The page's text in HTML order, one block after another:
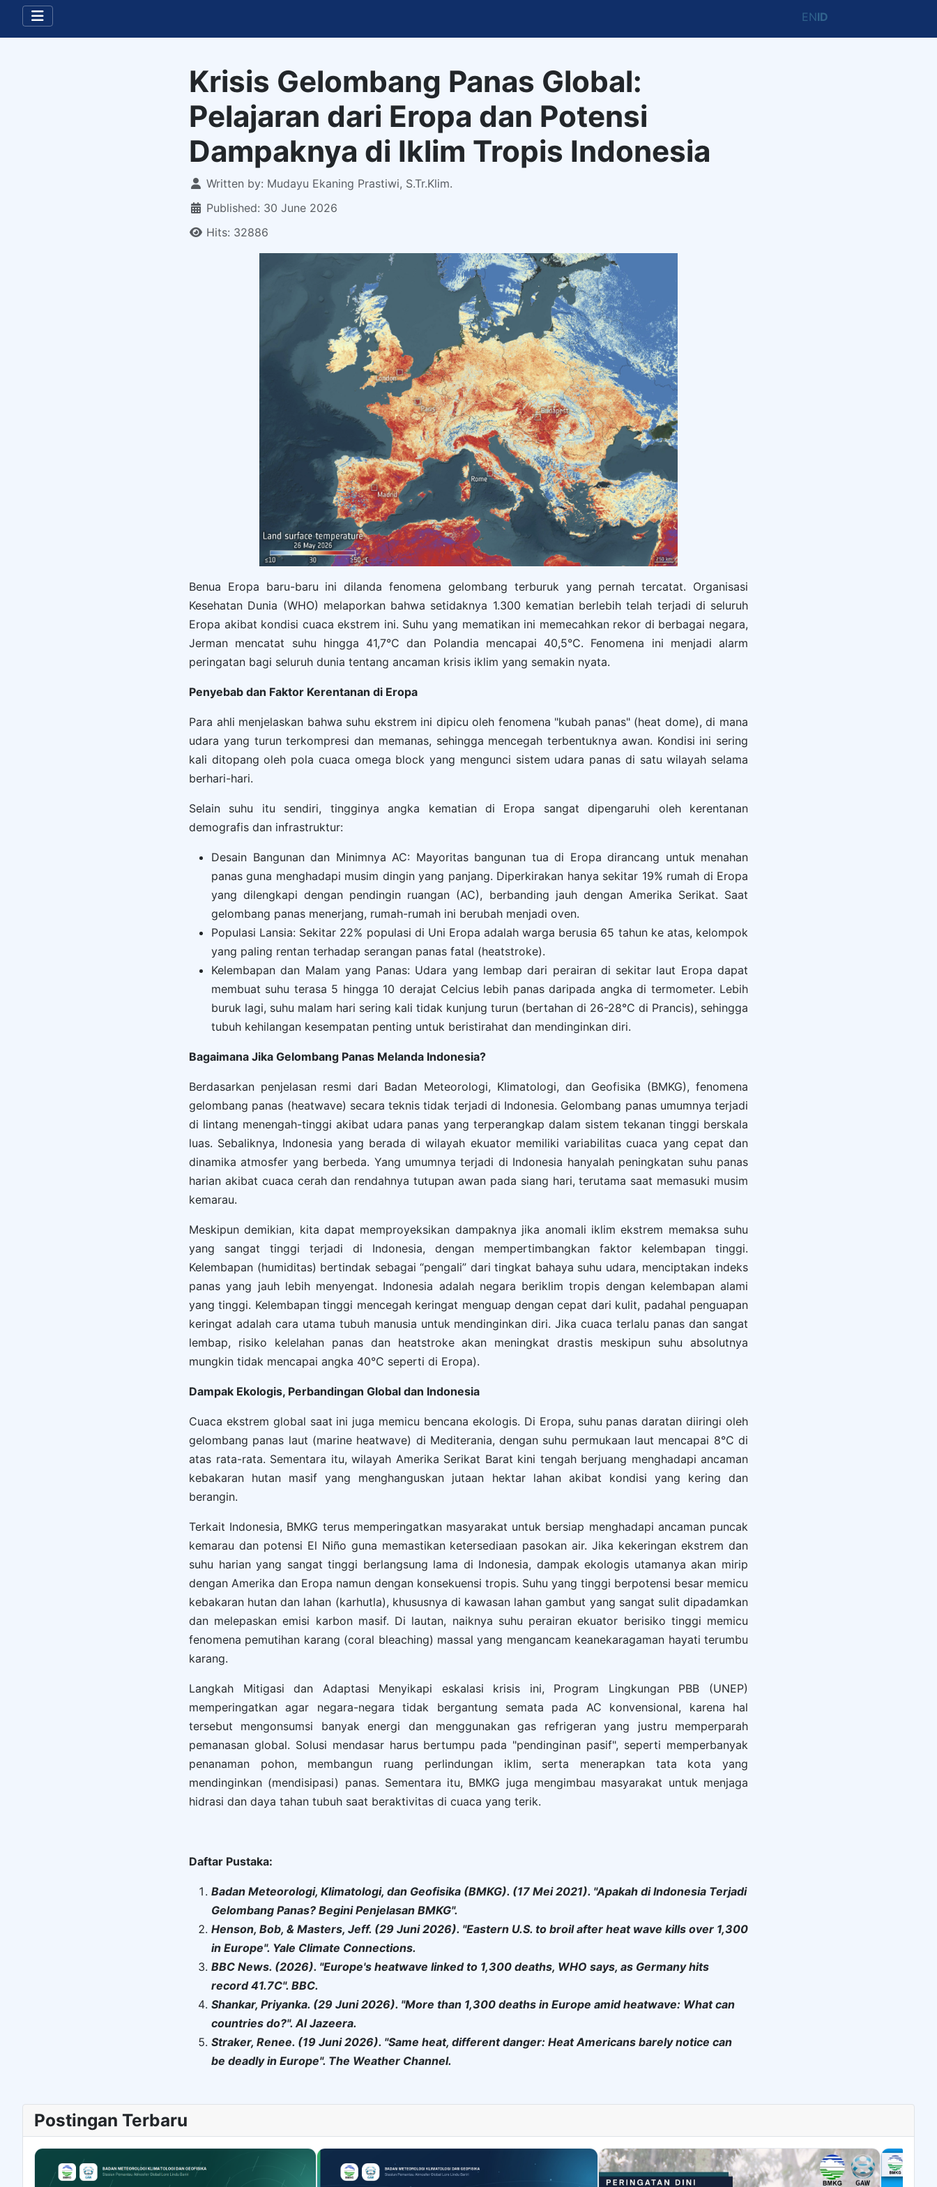
ENID
Krisis Gelombang Panas Global:
Pelajaran dari Eropa dan Potensi
Dampaknya di Iklim Tropis Indonesia
Details
Written by: Mudayu Ekaning Prastiwi, S.Tr.Klim.
Published: 30 June 2026
Hits: 32886
Benua Eropa baru-baru ini dilanda fenomena gelombang terburuk yang pernah tercatat. Organisasi
Kesehatan Dunia (WHO) melaporkan bahwa setidaknya 1.300 kematian berlebih telah terjadi di seluruh
Eropa akibat kondisi cuaca ekstrem ini. Suhu yang mematikan ini memecahkan rekor di berbagai negara,
Jerman mencatat suhu hingga 41,7°C dan Polandia mencapai 40,5°C. Fenomena ini menjadi alarm
peringatan bagi seluruh dunia tentang ancaman krisis iklim yang semakin nyata.
Penyebab dan Faktor Kerentanan di Eropa
Para ahli menjelaskan bahwa suhu ekstrem ini dipicu oleh fenomena "kubah panas" (heat dome), di mana
udara yang turun terkompresi dan memanas, sehingga mencegah terbentuknya awan. Kondisi ini sering
kali ditopang oleh pola cuaca omega block yang mengunci sistem udara panas di satu wilayah selama
berhari-hari.
Selain suhu itu sendiri, tingginya angka kematian di Eropa sangat dipengaruhi oleh kerentanan
demografis dan infrastruktur:
Desain Bangunan dan Minimnya AC: Mayoritas bangunan tua di Eropa dirancang untuk menahan
panas guna menghadapi musim dingin yang panjang. Diperkirakan hanya sekitar 19% rumah di Eropa
yang dilengkapi dengan pendingin ruangan (AC), berbanding jauh dengan Amerika Serikat. Saat
gelombang panas menerjang, rumah-rumah ini berubah menjadi oven.
Populasi Lansia: Sekitar 22% populasi di Uni Eropa adalah warga berusia 65 tahun ke atas, kelompok
yang paling rentan terhadap serangan panas fatal (heatstroke).
Kelembapan dan Malam yang Panas: Udara yang lembap dari perairan di sekitar laut Eropa dapat
membuat suhu terasa 5 hingga 10 derajat Celcius lebih panas daripada angka di termometer. Lebih
buruk lagi, suhu malam hari sering kali tidak kunjung turun (bertahan di 26-28°C di Prancis), sehingga
tubuh kehilangan kesempatan penting untuk beristirahat dan mendinginkan diri.
Bagaimana Jika Gelombang Panas Melanda Indonesia?
Berdasarkan penjelasan resmi dari Badan Meteorologi, Klimatologi, dan Geofisika (BMKG), fenomena
gelombang panas (heatwave) secara teknis tidak terjadi di Indonesia. Gelombang panas umumnya terjadi
di lintang menengah-tinggi akibat udara panas yang terperangkap dalam sistem tekanan tinggi berskala
luas. Sebaliknya, Indonesia yang berada di wilayah ekuator memiliki variabilitas cuaca yang cepat dan
dinamika atmosfer yang berbeda. Yang umumnya terjadi di Indonesia hanyalah peningkatan suhu panas
harian akibat cuaca cerah dan rendahnya tutupan awan pada siang hari, terutama saat memasuki musim
kemarau.
Meskipun demikian, kita dapat memproyeksikan dampaknya jika anomali iklim ekstrem memaksa suhu
yang sangat tinggi terjadi di Indonesia, dengan mempertimbangkan faktor kelembapan tinggi.
Kelembapan (humiditas) bertindak sebagai “pengali” dari tingkat bahaya suhu udara, menciptakan indeks
panas yang jauh lebih menyengat. Indonesia adalah negara beriklim tropis dengan kelembapan alami
yang tinggi. Kelembapan tinggi mencegah keringat menguap dengan cepat dari kulit, padahal penguapan
keringat adalah cara utama tubuh manusia untuk mendinginkan diri. Jika cuaca terlalu panas dan sangat
lembap, risiko kelelahan panas dan heatstroke akan meningkat drastis meskipun suhu absolutnya
mungkin tidak mencapai angka 40°C seperti di Eropa).
Dampak Ekologis, Perbandingan Global dan Indonesia
Cuaca ekstrem global saat ini juga memicu bencana ekologis. Di Eropa, suhu panas daratan diiringi oleh
gelombang panas laut (marine heatwave) di Mediterania, dengan suhu permukaan laut mencapai 8°C di
atas rata-rata. Sementara itu, wilayah Amerika Serikat Barat kini tengah berjuang menghadapi ancaman
kebakaran hutan masif yang menghanguskan jutaan hektar lahan akibat kondisi yang kering dan
berangin.
Terkait Indonesia, BMKG terus memperingatkan masyarakat untuk bersiap menghadapi ancaman puncak
kemarau dan potensi El Niño guna memastikan ketersediaan pasokan air. Jika kekeringan ekstrem dan
suhu harian yang sangat tinggi berlangsung lama di Indonesia, dampak ekologis utamanya akan mirip
dengan Amerika dan Eropa namun dengan konsekuensi tropis. Suhu yang tinggi berpotensi besar memicu
kebakaran hutan dan lahan (karhutla), khususnya di kawasan lahan gambut yang sangat sulit dipadamkan
dan melepaskan emisi karbon masif. Di lautan, naiknya suhu perairan ekuator berisiko tinggi memicu
fenomena pemutihan karang (coral bleaching) massal yang mengancam keanekaragaman hayati terumbu
karang.
Langkah Mitigasi dan Adaptasi Menyikapi eskalasi krisis ini, Program Lingkungan PBB (UNEP)
memperingatkan agar negara-negara tidak bergantung semata pada AC konvensional, karena hal
tersebut mengonsumsi banyak energi dan menggunakan gas refrigeran yang justru memperparah
pemanasan global. Solusi mendasar harus bertumpu pada "pendinginan pasif", seperti memperbanyak
penanaman pohon, membangun ruang perlindungan iklim, serta menerapkan tata kota yang
mendinginkan (mendisipasi) panas. Sementara itu, BMKG juga mengimbau masyarakat untuk menjaga
hidrasi dan daya tahan tubuh saat beraktivitas di cuaca yang terik.
Daftar Pustaka:
Badan Meteorologi, Klimatologi, dan Geofisika (BMKG). (17 Mei 2021). "Apakah di Indonesia Terjadi
Gelombang Panas? Begini Penjelasan BMKG".
Henson, Bob, & Masters, Jeff. (29 Juni 2026). "Eastern U.S. to broil after heat wave kills over 1,300
in Europe". Yale Climate Connections.
BBC News. (2026). "Europe's heatwave linked to 1,300 deaths, WHO says, as Germany hits
record 41.7C". BBC.
Shankar, Priyanka. (29 Juni 2026). "More than 1,300 deaths in Europe amid heatwave: What can
countries do?". Al Jazeera.
Straker, Renee. (19 Juni 2026). "Same heat, different danger: Heat Americans barely notice can
be deadly in Europe". The Weather Channel.
Postingan Terbaru